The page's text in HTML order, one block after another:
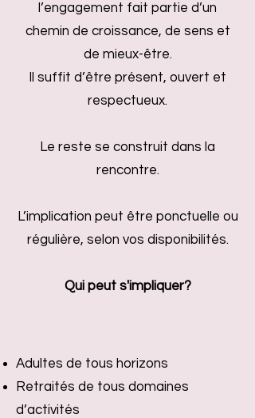
l’engagement fait partie d’un
chemin de croissance, de sens et
de mieux-être.
Il suffit d’être présent, ouvert et
respectueux.
Le reste se construit dans la
rencontre.
L’implication peut être ponctuelle ou
régulière, selon vos disponibilités.
Qui peut s'impliquer?
Adultes de tous horizons
Retraités de tous domaines
d’activités